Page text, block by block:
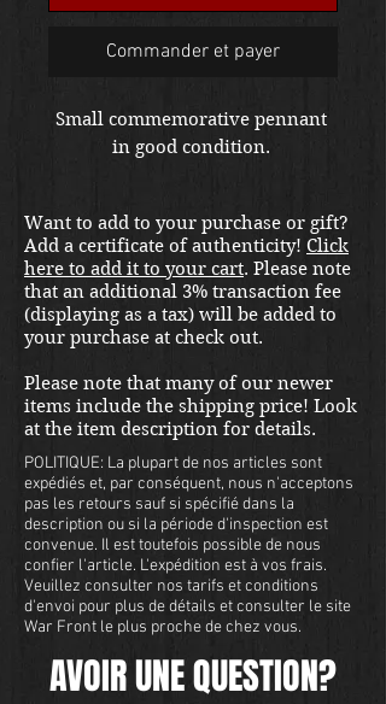
Commander et payer
Small commemorative pennant
in good condition.
Want to add to your purchase or gift?
Add a certificate of authenticity! Click
here to add it to your cart. Please note
that an additional 3% transaction fee
(displaying as a tax) will be added to
your purchase at check out.
Please note that many of our newer
items include the shipping price! Look
at the item description for details.
POLITIQUE: La plupart de nos articles sont
expédiés et, par conséquent, nous n'acceptons
pas les retours sauf si spécifié dans la
description ou si la période d'inspection est
convenue. Il est toutefois possible de nous
confier l'article. L'expédition est à vos frais.
Veuillez consulter nos tarifs et conditions
d'envoi pour plus de détails et consulter le site
War Front le plus proche de chez vous.
AVOIR UNE QUESTION?